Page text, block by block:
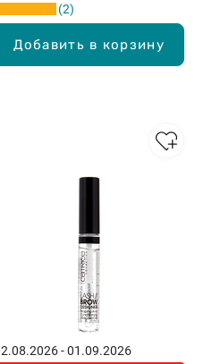
Добавить в корзину
2
- 01.09.2026